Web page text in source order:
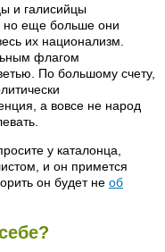
и галисийцы
но еще больше они
их национализм.
флагом
По большому счету,
а вовсе не народ
у каталонца,
и он примется
он будет не об